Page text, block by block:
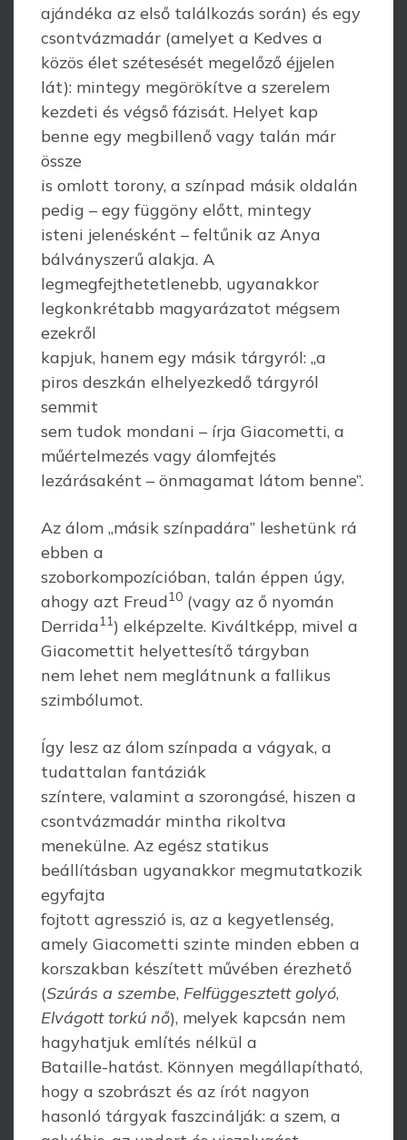
ajándéka az első találkozás során) és egy
csontvázmadár (amelyet a Kedves a
közös élet szétesését megelőző éjjelen
lát): mintegy megörökítve a szerelem
kezdeti és végső fázisát. Helyet kap
benne egy megbillenő vagy talán már
össze
is omlott torony, a színpad másik oldalán
pedig – egy függöny előtt, mintegy
isteni jelenésként – feltűnik az Anya
bálványszerű alakja. A
legmegfejthetetlenebb, ugyanakkor
legkonkrétabb magyarázatot mégsem
ezekről
kapjuk, hanem egy másik tárgyról: „a
piros deszkán elhelyezkedő tárgyról
semmit
sem tudok mondani – írja Giacometti, a
műértelmezés vagy álomfejtés
lezárásaként – önmagamat látom benne”.
Az álom „másik színpadára” leshetünk rá
ebben a
szoborkompozícióban, talán éppen úgy,
ahogy azt Freud10 (vagy az ő nyomán
Derrida11 ) elképzelte. Kiváltképp, mivel a
Giacomettit helyettesítő tárgyban
nem lehet nem meglátnunk a fallikus
szimbólumot.
Így lesz az álom színpada a vágyak, a
tudattalan fantáziák
színtere, valamint a szorongásé, hiszen a
csontvázmadár mintha rikoltva
menekülne. Az egész statikus
beállításban ugyanakkor megmutatkozik
egyfajta
fojtott agresszió is, az a kegyetlenség,
amely Giacometti szinte minden ebben a
korszakban készített művében érezhető
(Szúrás a szembe, Felfüggesztett golyó,
Elvágott torkú nő), melyek kapcsán nem
hagyhatjuk említés nélkül a
Bataille-hatást. Könnyen megállapítható,
hogy a szobrászt és az írót nagyon
hasonló tárgyak faszcinálják: a szem, a